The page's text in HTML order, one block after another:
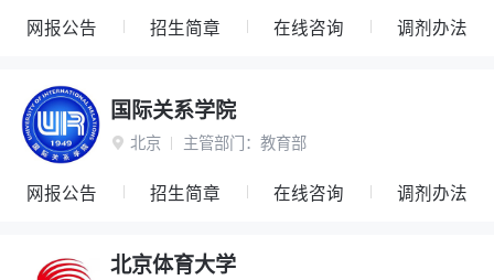
网报公告 招生简章 在线咨询 调剂办法
国际关系学院
 北京 主管部门： 教育部
网报公告 招生简章 在线咨询 调剂办法
北京体育大学